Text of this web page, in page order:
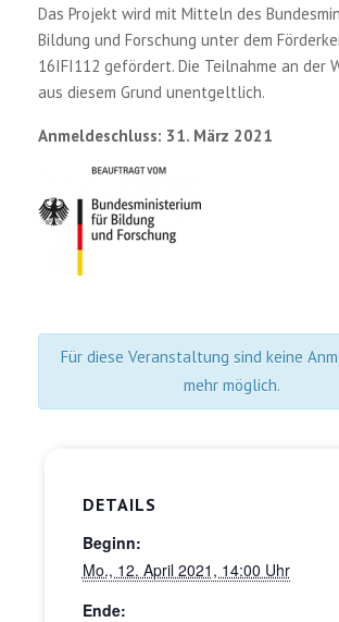
Das Projekt wird mit Mitteln des
Bildung und Forschung unter dem
16IFI112 gefördert. Die Teilnahme an der
aus diesem Grund unentgeltlich.
Anmeldeschluss: 31. März 2021
Für diese Veranstaltung sind keine
mehr möglich.
DETAILS
Beginn:
Mo., 12. April 2021, 14:00 Uhr
Ende: